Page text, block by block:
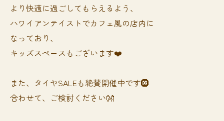
より快適に過ごしてもらえるよう、
ハワイアンテイストでカフェ風の店内に
なっており、
キッズスペースもございます❤️
また、タイヤSALEも絶賛開催中です🛞
合わせて、ご検討ください👐